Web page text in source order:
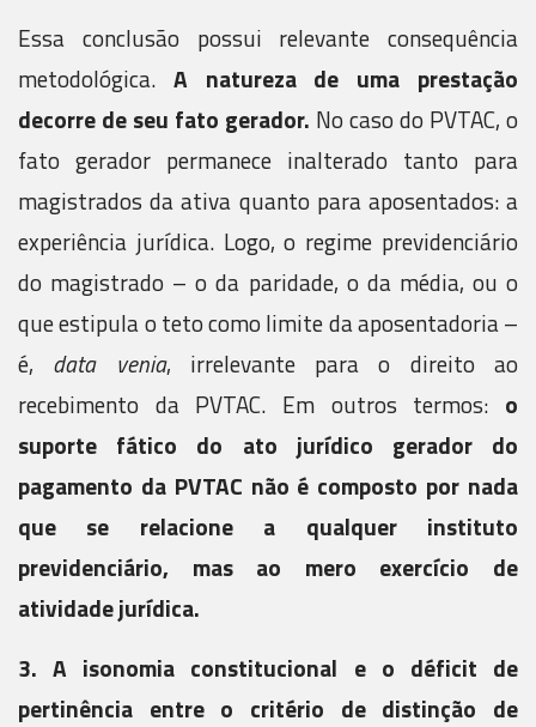
Essa conclusão possui relevante consequência
metodológica. A natureza de uma prestação
decorre de seu fato gerador. No caso do PVTAC, o
fato gerador permanece inalterado tanto para
magistrados da ativa quanto para aposentados: a
experiência jurídica. Logo, o regime previdenciário
do magistrado – o da paridade, o da média, ou o
que estipula o teto como limite da aposentadoria –
é, data venia, irrelevante para o direito ao
recebimento da PVTAC. Em outros termos: o
suporte fático do ato jurídico gerador do
pagamento da PVTAC não é composto por nada
que se relacione a qualquer instituto
previdenciário, mas ao mero exercício de
atividade jurídica.
3. A isonomia constitucional e o déficit de
pertinência entre o critério de distinção de